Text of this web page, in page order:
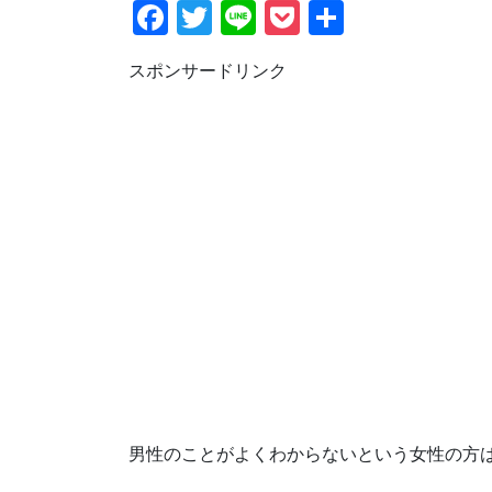
F
c
T
tt
Li
e
P
スポンサードリンク
男性のことがよくわからないという女性の方